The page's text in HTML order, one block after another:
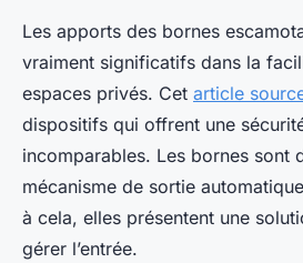
Les apports des bornes
vraiment significatifs dans la
espaces privés. Cet article
dispositifs qui offrent une
incomparables. Les bornes sont
mécanisme de sortie
à cela, elles présentent une
gérer l’entrée.